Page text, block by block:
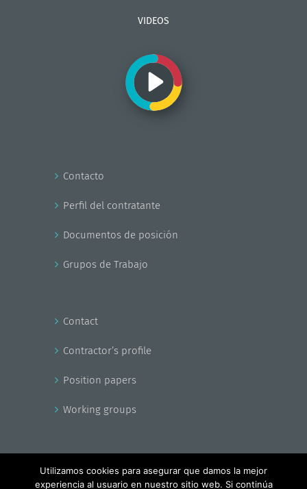
VIDEOS
Contacto
Perfil del contratante
Documentos de posición
Grupos de Trabajo
Contact
Contractor’s profile
Position papers
Working groups
Utilizamos cookies para asegurar que damos la mejor
experiencia al usuario en nuestro sitio web. Si continúa